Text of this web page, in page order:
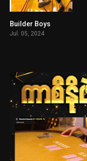
Builder Boys
Jul. 05, 2024